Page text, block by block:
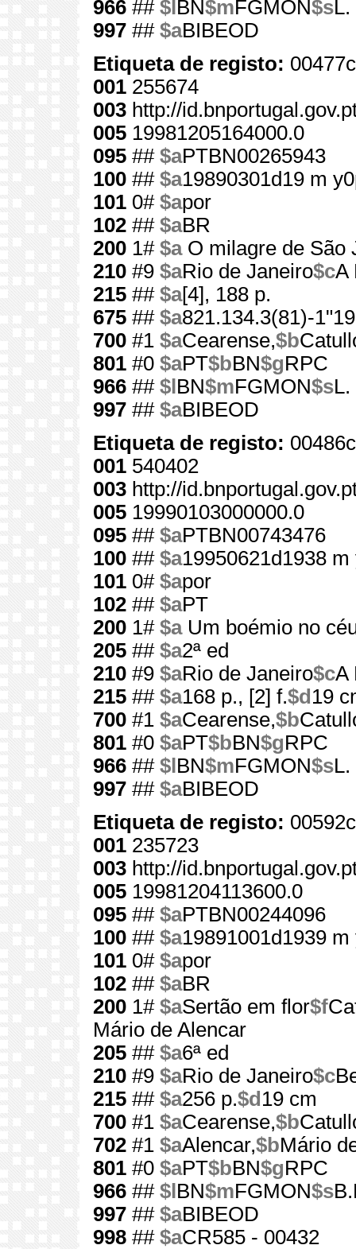
966 ## $l BN$mFGMON$s
997 ## $aBIBEOD
Etiqueta de registo:
001 255674
003 http://
005 19981205164000.0
095 ## $aPTBN00265943
100 ## $a19890301d19 m
101 0# $apor
102 ## $aBR
200 1# $aO milagre de São
210 #9 $aRio de Janeiro$cA
215 ## $a[4], 188 p.
675 ## $a821.134.3(81)-
700 #1 $aCearense,$b
801 #0 $aPT$bBN$gRPC
966 ## $l BN$mFGMON$sL.
997 ## $aBIBEOD
Etiqueta de registo:
001 540402
003 http://
005 19990103000000.0
095 ## $aPTBN00743476
100 ## $a19950621d1938
101 0# $apor
102 ## $aPT
200 1# $aUm boémio no
205 ## $a2ª ed
210 #9 $aRio de Janeiro$cA
215 ## $a168 p., [2] f.$d 19
700 #1 $aCearense,$b
801 #0 $aPT$bBN$gRPC
966 ## $l BN$mFGMON$sL.
997 ## $aBIBEOD
Etiqueta de registo:
001 235723
003 http://
005 19981204113600.0
095 ## $aPTBN00244096
100 ## $a19891001d1939
101 0# $apor
102 ## $aBR
200 1# $aSertão em flor$f
Mário de Alencar
205 ## $a6ª ed
210 #9 $aRio de Janeiro$c
215 ## $a256 p.$d 19 cm
700 #1 $aCearense,$b
702 #1 $aAlencar,$bMário
801 #0 $aPT$bBN$gRPC
966 ## $l BN$mFGMON$s
997 ## $aBIBEOD
998 ## $aCR585 - 00432